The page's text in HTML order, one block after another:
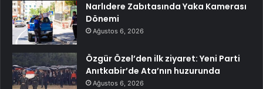
Narlıdere Zabıtasında Yaka Kamerası
Dönemi
Ağustos 6, 2026
Özgür Özel’den ilk ziyaret: Yeni Parti
Anıtkabir’de Ata’nın huzurunda
Ağustos 6, 2026